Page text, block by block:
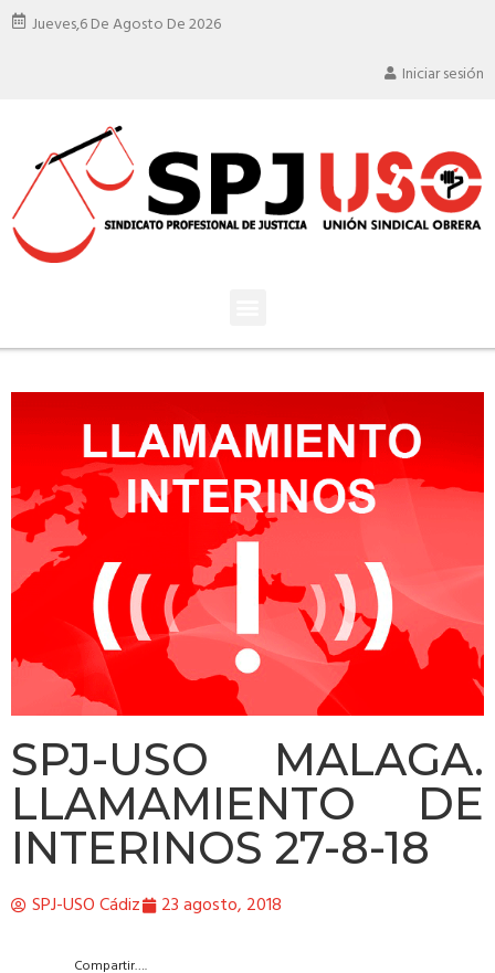
Jueves,6 De Agosto De 2026
Iniciar sesión
SPJ-USO MALAGA.
LLAMAMIENTO DE
INTERINOS 27-8-18
SPJ-USO Cádiz 23 agosto, 2018
Compartir….